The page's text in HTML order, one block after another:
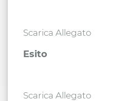
Scarica Allegato
Esito
Scarica Allegato